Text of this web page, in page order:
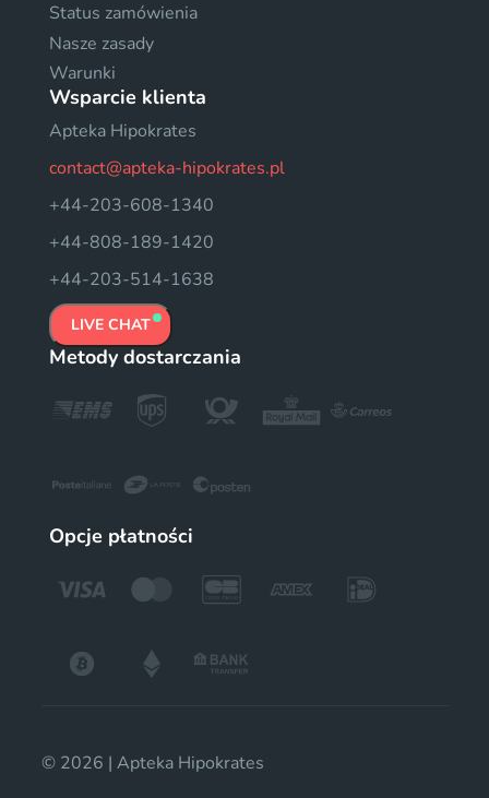
Status zamówienia
Nasze zasady
Warunki
Wsparcie klienta
Apteka Hipokrates
contact@apteka-hipokrates.pl
+44-203-608-1340
+44-808-189-1420
+44-203-514-1638
LIVE CHAT
Metody dostarczania
Opcje płatności
© 2026 | Apteka Hipokrates